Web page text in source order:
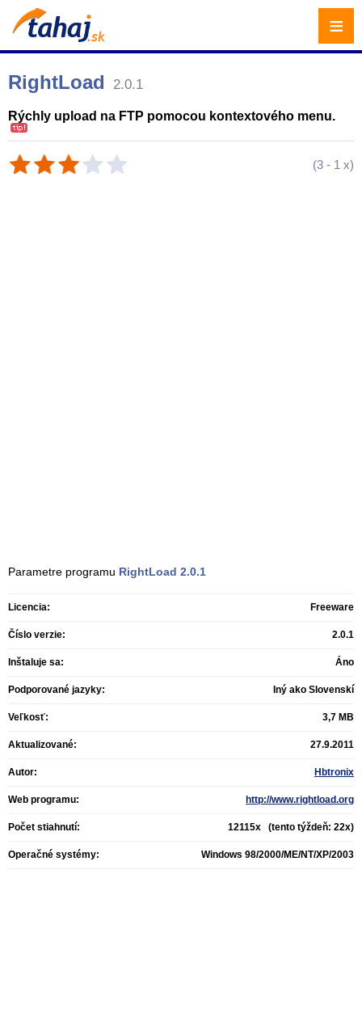
RightLoad 2.0.1
Rýchly upload na FTP pomocou kontextového menu.
(3 - 1 x)
Parametre programu RightLoad 2.0.1
Licencia: Freeware
Číslo verzie: 2.0.1
Inštaluje sa: Áno
Podporované jazyky: Iný ako Slovenskí
Veľkosť: 3,7 MB
Aktualizované: 27.9.2011
Autor: Hbtronix
Web programu: http://www.rightload.org
Počet stiahnutí: 12115x (tento týždeň: 22x)
Operačné systémy: Windows 98/2000/ME/NT/XP/2003
≡